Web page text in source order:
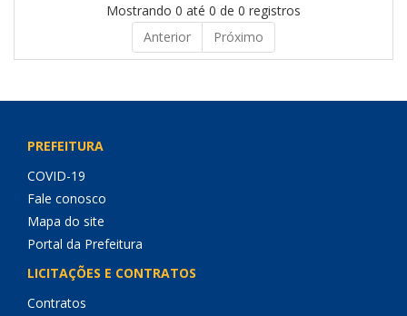
Mostrando 0 até 0 de 0 registros
Anterior
Próximo
PREFEITURA
COVID-19
Fale conosco
Mapa do site
Portal da Prefeitura
LICITAÇÕES E CONTRATOS
Contratos